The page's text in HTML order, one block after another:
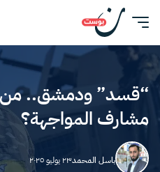
“قسد” ودمشق.. من
مشارف المواجهة؟
باسل المحمد٢٣ يوليو ٢٠٢٥